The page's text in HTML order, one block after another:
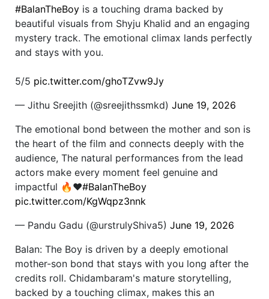
#BalanTheBoy is a touching drama backed by
beautiful visuals from Shyju Khalid and an engaging
mystery track. The emotional climax lands perfectly
and stays with you.
5/5 pic.twitter.com/ghoTZvw9Jy
— Jithu Sreejith (@sreejithssmkd) June 19, 2026
The emotional bond between the mother and son is
the heart of the film and connects deeply with the
audience, The natural performances from the lead
actors make every moment feel genuine and
impactful 🔥❤️#BalanTheBoy
pic.twitter.com/KgWqpz3nnk
— Pandu Gadu (@urstrulyShiva5) June 19, 2026
Balan: The Boy is driven by a deeply emotional
mother-son bond that stays with you long after the
credits roll. Chidambaram's mature storytelling,
backed by a touching climax, makes this an